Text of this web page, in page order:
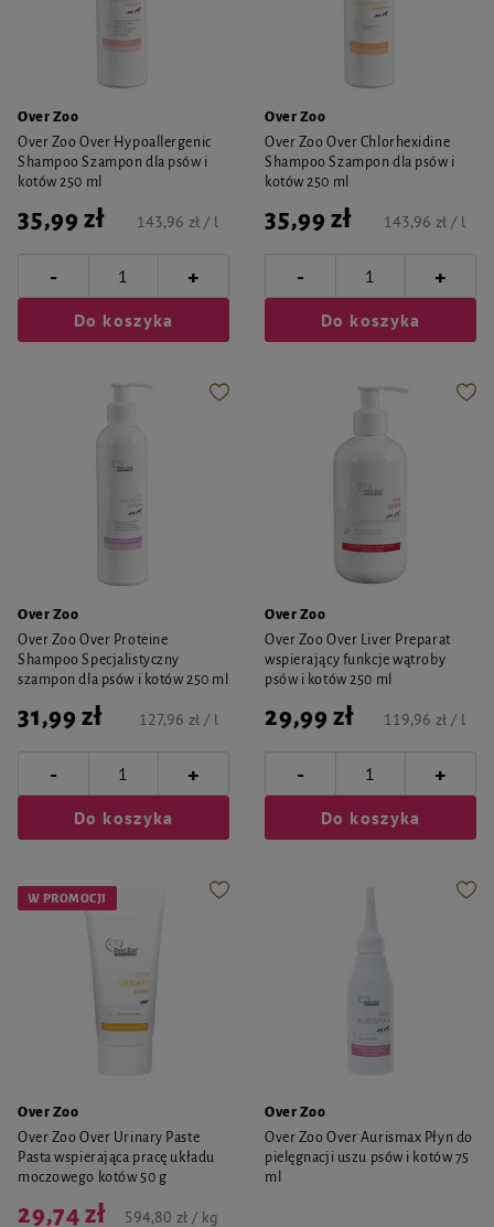
Over Zoo
Over Zoo Over Hypoallergenic
Shampoo Szampon dla psów i
kotów 250 ml
35,99 zł 143,96 zł / l
- +
Do koszyka
Over Zoo
Over Zoo Over Chlorhexidine
Shampoo Szampon dla psów i
kotów 250 ml
35,99 zł 143,96 zł / l
- +
Do koszyka
Over Zoo
Over Zoo Over Proteine
Shampoo Specjalistyczny
szampon dla psów i kotów 250 ml
31,99 zł 127,96 zł / l
- +
Do koszyka
Over Zoo
Over Zoo Over Liver Preparat
wspierający funkcje wątroby
psów i kotów 250 ml
29,99 zł 119,96 zł / l
- +
Do koszyka
W PROMOCJI
Over Zoo
Over Zoo Over Urinary Paste
Pasta wspierająca pracę układu
moczowego kotów 50 g
29,74 zł 594,80 zł / kg
Over Zoo
Over Zoo Over Aurismax Płyn do
pielęgnacji uszu psów i kotów 75
ml